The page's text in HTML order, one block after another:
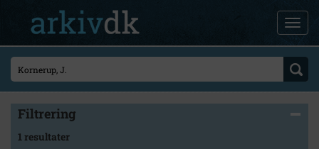
Filtrering
1 resultater